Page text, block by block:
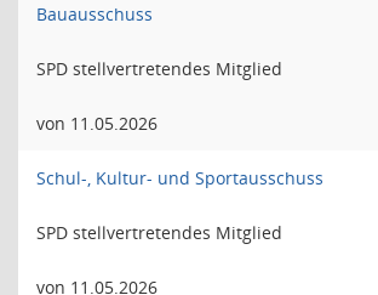
Bauausschuss
SPD stellvertretendes Mitglied
von 11.05.2026
Schul-, Kultur- und Sportausschuss
SPD stellvertretendes Mitglied
von 11.05.2026